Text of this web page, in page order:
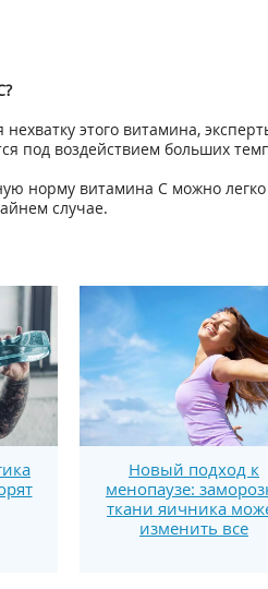
этого витамина,
под воздействием больших
норму витамина С можно
случае.
Новый подход к
менопаузе:
ткани яичника
изменить все